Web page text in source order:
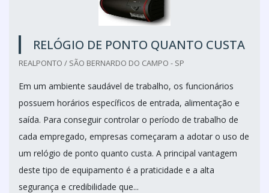
RELÓGIO DE PONTO QUANTO CUSTA
REALPONTO / SÃO BERNARDO DO CAMPO - SP
Em um ambiente saudável de trabalho, os funcionários
possuem horários específicos de entrada, alimentação e
saída. Para conseguir controlar o período de trabalho de
cada empregado, empresas começaram a adotar o uso de
um relógio de ponto quanto custa. A principal vantagem
deste tipo de equipamento é a praticidade e a alta
segurança e credibilidade que...